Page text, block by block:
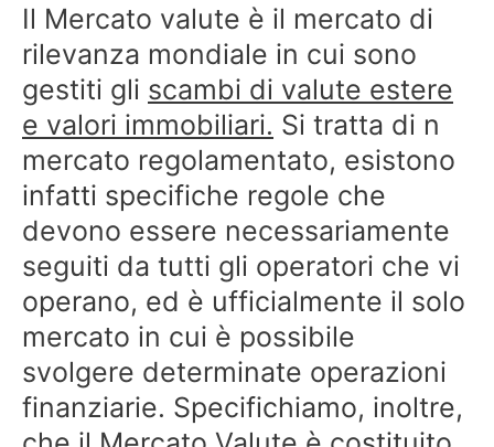
Il Mercato valute è il mercato di
rilevanza mondiale in cui sono
gestiti gli scambi di valute estere
e valori immobiliari. Si tratta di n
mercato regolamentato, esistono
infatti specifiche regole che
devono essere necessariamente
seguiti da tutti gli operatori che vi
operano, ed è ufficialmente il solo
mercato in cui è possibile
svolgere determinate operazioni
finanziarie. Specifichiamo, inoltre,